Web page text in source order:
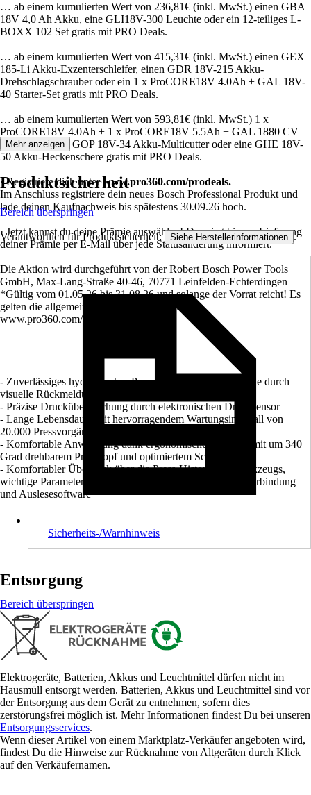
… ab einem kumulierten Wert von 236,81€ (inkl. MwSt.) einen GBA
18V 4,0 Ah Akku, eine GLI18V-300 Leuchte oder ein 12-teiliges L-
BOXX 102 Set gratis mit PRO Deals.
… ab einem kumulierten Wert von 415,31€ (inkl. MwSt.) einen GEX
185-Li Akku-Exzenterschleifer, einen GDR 18V-215 Akku-
Drehschlagschrauber oder ein 1 x ProCORE18V 4.0Ah + GAL 18V-
40 Starter-Set gratis mit PRO Deals.
… ab einem kumulierten Wert von 593,81€ (inkl. MwSt.) 1 x
ProCORE18V 4.0Ah + 1 x ProCORE18V 5.5Ah + GAL 1880 CV
Starterset, einen GOP 18V-34 Akku-Multicutter oder eine GHE 18V-
50 Akku-Heckenschere gratis mit PRO Deals.
· Registriere dich unterwww.pro360.com/prodeals.
Im Anschluss registriere dein neues Bosch Professional Produkt und
lade deinen Kaufnachweis bis spätestens 30.09.26 hoch.
· Jetzt kannst du deine Prämie auswählen! Du wirst bis zur Lieferung
deiner Prämie per E-Mail über jede Statusänderung informiert.
Die Aktion wird durchgeführt von der Robert Bosch Power Tools
GmbH, Max-Lang-Straße 40-46, 70771 Leinfelden-Echterdingen
*Gültig vom 01.05.26 bis 31.08.26 und solange der Vorrat reicht! Es
gelten die allgemeinen Geschäftsbedingungen:
www.pro360.com/prodeals/termsofuse
- Zuverlässiges hydraulisches Pressen mit Qualitätskontrolle durch
visuelle Rückmeldung der Status-LED
- Präzise Drucküberwachung durch elektronischen Drucksensor
- Lange Lebensdauer mit hervorragendem Wartungsintervall von
20.000 Pressvorgängen
- Komfortable Anwendung dank ergonomischem Design mit um 340
Grad drehbarem Presskopf und optimiertem Schwerpunkt
- Komfortabler Überblick über die Press-Historie des Werkzeugs,
wichtige Parameter und Wartungsintervalle durch USB-Verbindung
und Auslesesoftware
Mehr anzeigen
Produktsicherheit
Bereich überspringen
Verantwortlich für Produktsicherheit: Siehe Herstellerinformationen .
Sicherheits-/Warnhinweis
Entsorgung
Bereich überspringen
Elektrogeräte, Batterien, Akkus und Leuchtmittel dürfen nicht im
Hausmüll entsorgt werden. Batterien, Akkus und Leuchtmittel sind vor
der Entsorgung aus dem Gerät zu entnehmen, sofern dies
zerstörungsfrei möglich ist. Mehr Informationen findest Du bei unseren
Entsorgungsservices.
Wenn dieser Artikel von einem Marktplatz-Verkäufer angeboten wird,
findest Du die Hinweise zur Rücknahme von Altgeräten durch Klick
auf den Verkäufernamen.